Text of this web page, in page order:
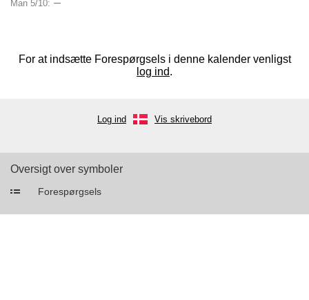
Man 5/10:
For at indsætte Forespørgsels i denne kalender venligst
log ind.
Log ind Vis skrivebord
Oversigt over symboler
Forespørgsels